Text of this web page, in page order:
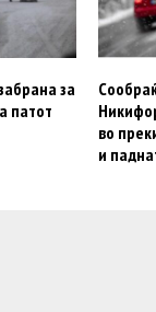
за
патот
во
и